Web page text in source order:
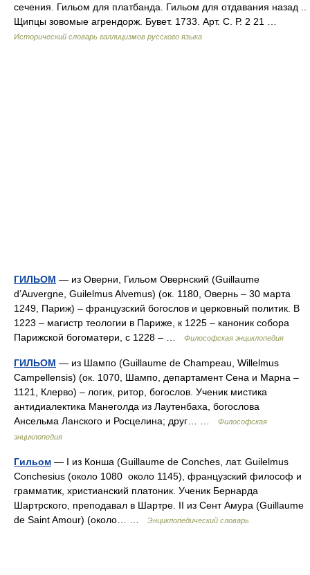
сечения. Гильом для платбанда. Гильом для отдавания назад ..
Щипцы зовомые агрендорж. Бувет. 1733. Арт. С. Р. 2 21 …
Исторический словарь галлицизмов русского языка
ГИЛЬОМ — из Оверни, Гильом Овернский (Guillaume
dʼAuvergne, Guilelmus Alvemus) (ок. 1180, Овернь – 30 марта
1249, Париж) – французский богослов и церковный политик. В
1223 – магистр теологии в Париже, к 1225 – каноник собора
Парижской богоматери, с 1228 – …
Философская энциклопедия
ГИЛЬОМ — из Шампо (Guillaume de Champeau, Willelmus
Campellensis) (ок. 1070, Шампо, департамент Сена и Марна –
1121, Клерво) – логик, ритор, богослов. Ученик мистика
антидиалектика Манеголда из Лаутенбаха, богослова
Ансельма Ланского и Росцелина; друг… …
Философская
энциклопедия
Гильом — I из Конша (Guillaume de Conches, лат. Guilelmus
Conchesius (около 1080 около 1145), французский философ и
грамматик, христианский платоник. Ученик Бернарда
Шартрского, преподавал в Шартре. II из Сент Амура (Guillaume
de Saint Amour) (около… …
Энциклопедический словарь